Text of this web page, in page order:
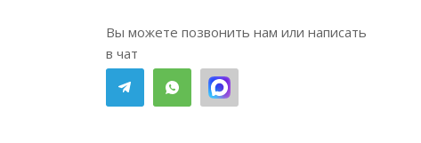
Вы можете позвонить нам или написать
в чат